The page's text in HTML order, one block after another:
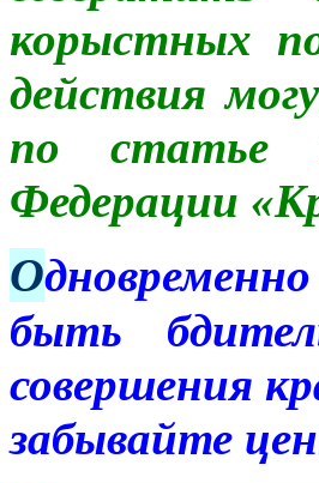
корыстных
действия
по статье
Федерации
О
быть
совершения
забывайте